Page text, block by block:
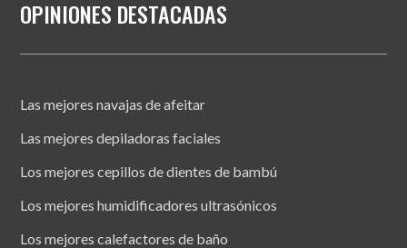
OPINIONES DESTACADAS
Las mejores navajas de afeitar
Las mejores depiladoras faciales
Los mejores cepillos de dientes de bambú
Los mejores humidificadores ultrasónicos
Los mejores calefactores de baño